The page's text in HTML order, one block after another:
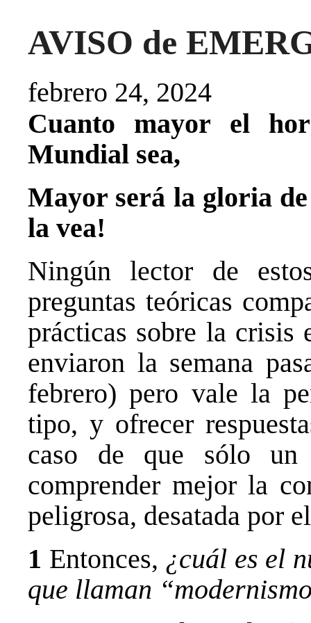
AVISO de
febrero 24, 2024
Cuanto mayor el
Mundial sea,
Mayor será la gloria
la vea!
Ningún lector de
preguntas teóricas
prácticas sobre la crisis
enviaron la semana
febrero) pero vale la
tipo, y ofrecer
caso de que sólo un
comprender mejor la
peligrosa, desatada por
1 Entonces, ¿cuál es el
que llaman